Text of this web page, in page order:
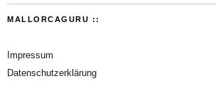
MALLORCAGURU ::
Impressum
Datenschutzerklärung